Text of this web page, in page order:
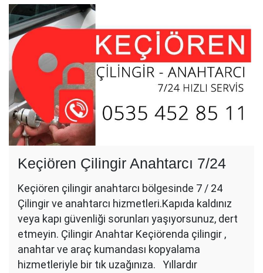
Keçiören Çilingir Anahtarcı 7/24
Keçiören çilingir anahtarcı bölgesinde 7 / 24
Çilingir ve anahtarcı hizmetleri.Kapıda kaldınız
veya kapı güvenliği sorunları yaşıyorsunuz, dert
etmeyin. Çilingir Anahtar Keçiörenda çilingir ,
anahtar ve araç kumandası kopyalama
hizmetleriyle bir tık uzağınıza. Yıllardır